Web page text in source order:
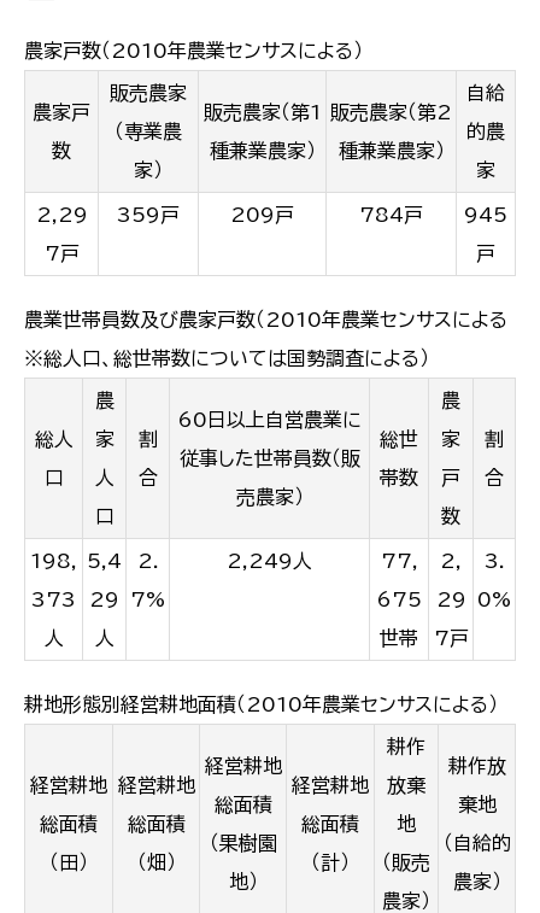
農家戸数（2010年農業センサスによる）
農家戸
数
販売農家
（専業農
家）
販売農家（第1
種兼業農家）
販売農家（第2
種兼業農家）
自給
的農
家
2,29
7戸
359戸 209戸 784戸
945
戸
農業世帯員数及び農家戸数（2010年農業センサスによる
※総人口、総世帯数については国勢調査による）
総人
口
農
家
人
口
割
合
60日以上自営農業に
従事した世帯員数（販
売農家）
総世
帯数
農
家
戸
数
割
合
198,
373
人
5,4
29
人
2.
7%
2,249人
77,
675
世帯
2,
29
7戸
3.
0%
耕地形態別経営耕地面積（2010年農業センサスによる）
経営耕地
総面積
（田）
経営耕地
総面積
（畑）
経営耕地
総面積
（果樹園
地）
経営耕地
総面積
（計）
耕作
放棄
地
（販売
農家）
耕作放
棄地
（自給的
農家）